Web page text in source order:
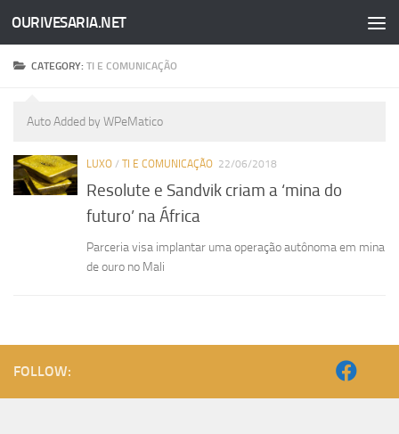
Skip to content
OURIVESARIA.NET
CATEGORY:TI E COMUNICAÇÃO
Auto Added by WPeMatico
LUXO / TI E COMUNICAÇÃO 22/06/2018
Resolute e Sandvik criam a ‘mina do
futuro’ na África
Parceria visa implantar uma operação autônoma em mina
de ouro no Mali
FOLLOW: